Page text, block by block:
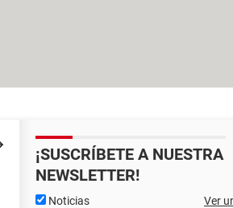
¡SUSCRÍBETE A NUESTRA
NEWSLETTER!
Noticias Ver